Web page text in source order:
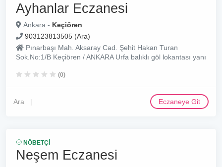
Ayhanlar Eczanesi
Ankara - Keçiören
903123813505 (Ara)
Pınarbaşı Mah. Aksaray Cad. Şehit Hakan Turan
Sok.No:1/B Keçiören / ANKARA Urfa balıklı göl lokantası yanı
(0)
Ara Eczaneye Git
NÖBETÇI
Neşem Eczanesi